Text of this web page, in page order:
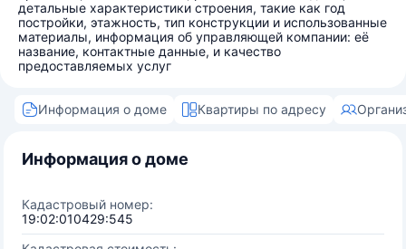
детальные характеристики строения, такие как год
постройки, этажность, тип конструкции и использованные
материалы, информация об управляющей компании: её
название, контактные данные, и качество
предоставляемых услуг
Информация о доме Квартиры по адресу
Информация о доме
Кадастровый номер:
19:02:010429:545